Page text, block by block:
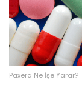
Paxera Ne İşe Yarar?